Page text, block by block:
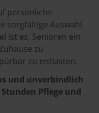
persönliche
sorgfältige Auswahl
ist es, Senioren ein
zu
zu entlasten.
und unverbindlich
Stunden Pflege und